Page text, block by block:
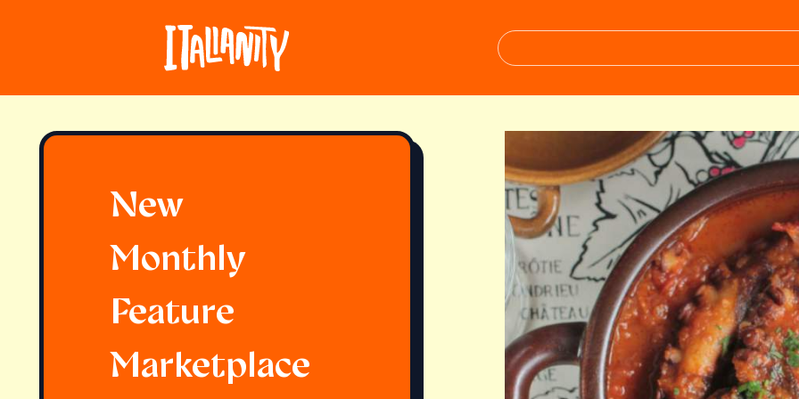
New
Monthly
Feature
Marketplace